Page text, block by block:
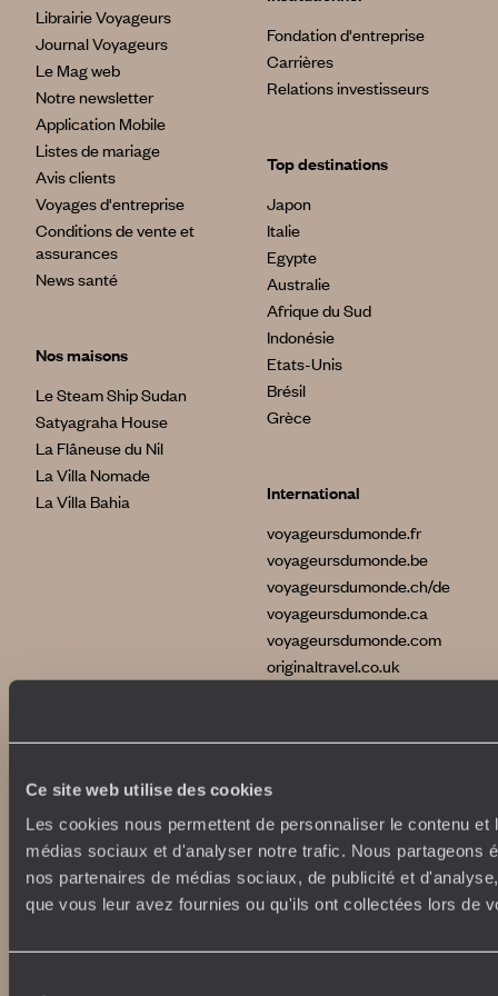
Ce site web utilise des cookies
Les cookies nous permettent de personnaliser le contenu
médias sociaux et d'analyser notre trafic. Nous partageons
nos partenaires de médias sociaux, de publicité et
que vous leur avez fournies ou qu'ils ont collectées lors de
Librairie Voyageurs
Journal Voyageurs
Le Mag web
Notre newsletter
Application Mobile
Listes de mariage
Avis clients
Voyages d'entreprise
Conditions de vente et
assurances
News santé
Nos maisons
Le Steam Ship Sudan
Satyagraha House
La Flâneuse du Nil
La Villa Nomade
La Villa Bahia
Fondation d'entreprise
Carrières
Relations investisseurs
Top destinations
Japon
Italie
Egypte
Australie
Afrique du Sud
Indonésie
Etats-Unis
Brésil
Grèce
International
voyageursdumonde.fr
voyageursdumonde.be
voyageursdumonde.ch/de
voyageursdumonde.ca
voyageursdumonde.com
originaltravel.co.uk